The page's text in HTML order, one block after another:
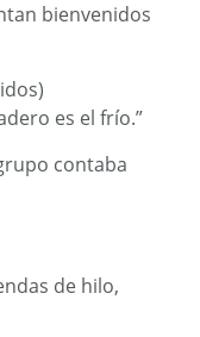
bienvenidos
es el frío.”
contaba
de hilo,